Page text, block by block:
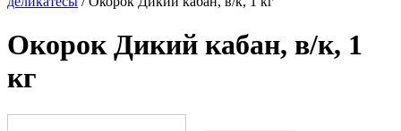
Окорок Дикий кабан, в/к, 1
кг